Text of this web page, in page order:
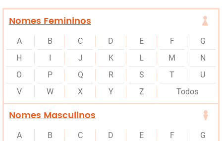
Nomes Femininos
A B C D E F
G
H
J K L M
N
O
P Q R S T
U
V
W X Y Z Todos
Nomes Masculinos
A B C D E F
G